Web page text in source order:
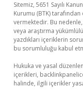
Sitemiz, 5651 Sayılı
Kurumu (BTK)
vermektedir. Bu
veya araştırma
yazdıkları içeriklerin
bu sorumluluğu kabul
Hukuka ve yasal
içerikleri,
halinde, ilgili içerikler